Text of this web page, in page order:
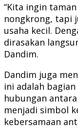
“Kita ingin
nongkrong, tapi
usaha kecil.
dirasakan
Dandim.
Dandim juga
ini adalah
hubungan
menjadi simbol
kebersamaan